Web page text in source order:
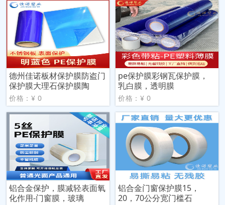
德州佳诺板材保护膜防盗门
保护膜大理石保护膜陶
价格：¥ 0
pe保护膜彩钢瓦保护膜，
乳白膜，透明膜
价格：¥ 0
铝合金保护，膜减轻表面氧
化作用-门窗膜，玻璃
铝合金门窗保护膜15，
20，70公分宽门槛石